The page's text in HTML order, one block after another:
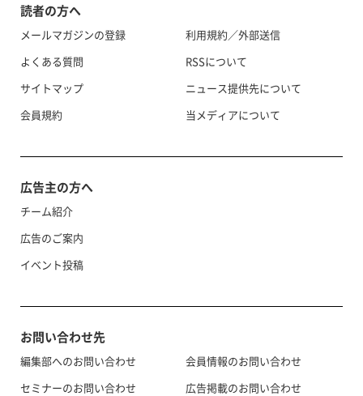
読者の方へ
メールマガジンの登録
よくある質問
サイトマップ
会員規約
利用規約／外部送信
RSSについて
ニュース提供先について
当メディアについて
広告主の方へ
チーム紹介
広告のご案内
イベント投稿
お問い合わせ先
編集部へのお問い合わせ
セミナーのお問い合わせ
会員情報のお問い合わせ
広告掲載のお問い合わせ